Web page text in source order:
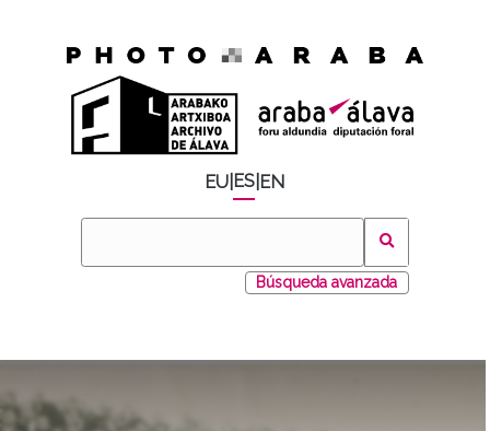
EU ES EN
Búsqueda avanzada